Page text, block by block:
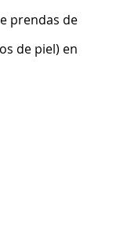
prendas de
de piel) en